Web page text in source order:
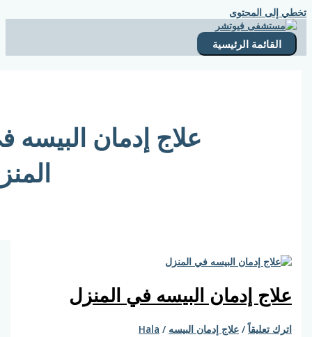
الرئيسية
علاج إدمان البيسه في
المنزل
إدمان البيسه في المنزل
/علاج إدمان البيسه/
Hala